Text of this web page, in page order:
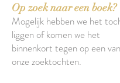
Op zoek naar een boek?
Mogelijk hebben we het
liggen of komen we het
binnenkort tegen op een van
onze zoektochten.